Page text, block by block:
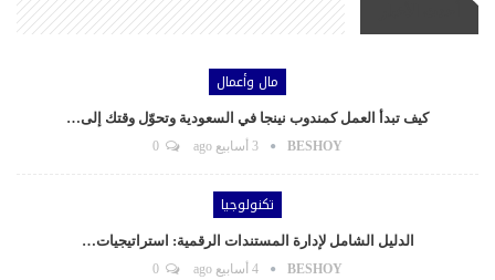
مال وأعمال
كيف تبدأ العمل كمندوب نينجا في السعودية وتحوّل وقتك إلى…
BESHOY 3 أسابيع ago
تكنولوجيا
الدليل الشامل لإدارة المستندات الرقمية: استراتيجيات…
BESHOY 4 أسابيع ago